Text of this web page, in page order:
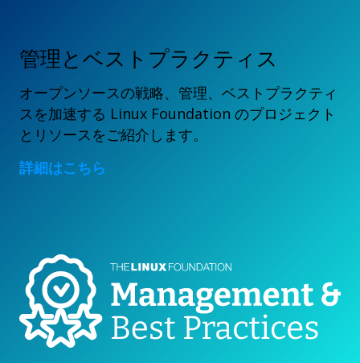
管理とベストプラクティス
オープンソースの戦略、管理、ベストプラクティ
スを加速する Linux Foundation のプロジェクト
とリソースをご紹介します。
詳細はこちら